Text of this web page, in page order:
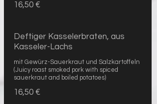
16,50 €
Deftiger Kasselerbraten, aus
Kasseler-Lachs
mit Gewürz-Sauerkraut und Salzkartoffeln
(Juicy roast smoked pork with spiced
sauerkraut and boiled potatoes)
16,50 €